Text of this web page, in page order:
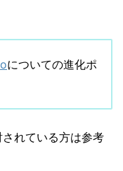
についての進化ポ
れている方は参考